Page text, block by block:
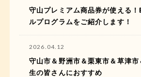
守山プレミアム商品券が使える
ルプログラムをご紹介します！
2026.04.12
守山市＆野洲市＆栗東市＆草津
生の皆さんにおすすめ